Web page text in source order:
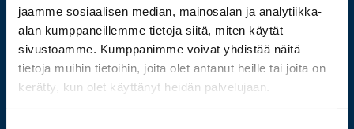
jaamme sosiaalisen median, mainosalan ja analytiikka-
alan kumppaneillemme tietoja siitä, miten käytät
sivustoamme. Kumppanimme voivat yhdistää näitä
tietoja muihin tietoihin, joita olet antanut heille tai joita on
kerätty, kun olet käyttänyt heidän palvelujaan.
Wolffintie 32
FI-65200 Vaasa PL 700
65101 Vaasa